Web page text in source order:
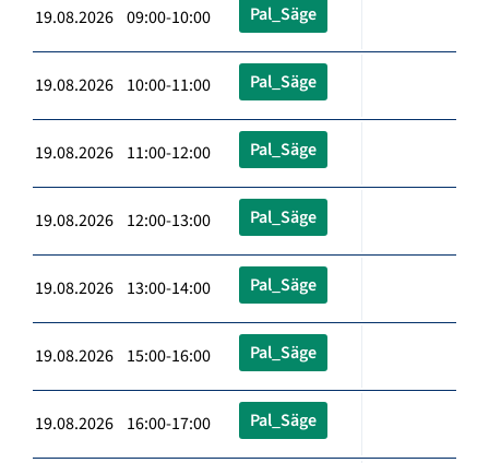
19.08.2026 09:00-10:00 Pal_Säge
19.08.2026 10:00-11:00 Pal_Säge
19.08.2026 11:00-12:00 Pal_Säge
19.08.2026 12:00-13:00 Pal_Säge
19.08.2026 13:00-14:00 Pal_Säge
19.08.2026 15:00-16:00 Pal_Säge
19.08.2026 16:00-17:00 Pal_Säge